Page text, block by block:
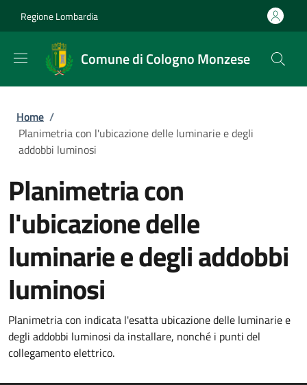
Regione Lombardia
Comune di Cologno Monzese
Briciole di pane
Home /
Planimetria con l'ubicazione delle luminarie e degli
addobbi luminosi
Planimetria con
l'ubicazione delle
luminarie e degli addobbi
luminosi
Planimetria con indicata l'esatta ubicazione delle luminarie e
degli addobbi luminosi da installare, nonché i punti del
collegamento elettrico.